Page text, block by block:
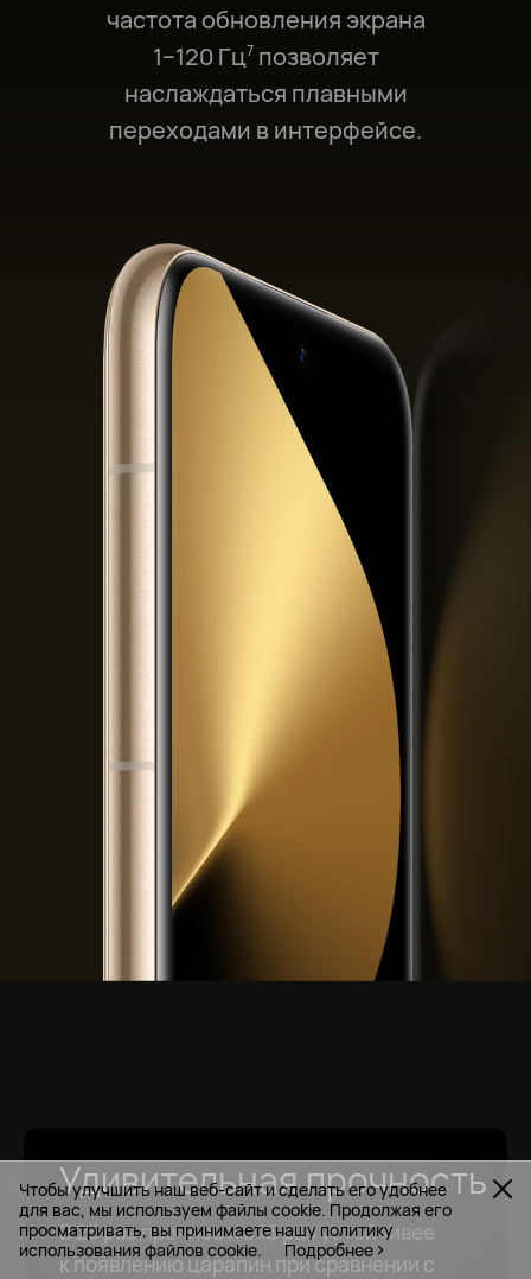
Чтобы улучшить наш веб-сайт и сделать его удобнее
для вас, мы используем файлы cookie. Продолжая его
просматривать, вы принимаете нашу политику
использования файлов cookie.
Подробнее
частота обновления экрана
1⁠–⁠120 Гц⁠7позволяет
наслаждаться плавными
переходами в интерфейсе.
Удивительная прочность
В 25 раз прочнее и в 16 раз устойчивее
к появлению царапин при сравнении с